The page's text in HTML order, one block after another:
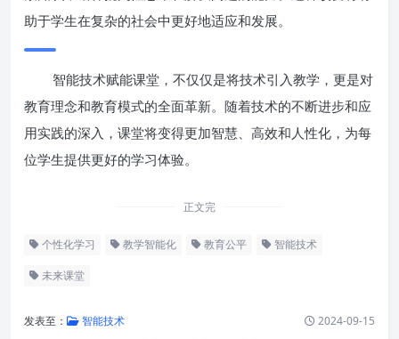
助于学生在复杂的社会中更好地适应和发展。
智能技术赋能课堂，不仅仅是将技术引入教学，更是对
教育理念和教育模式的全面革新。随着技术的不断进步和应
用实践的深入，课堂将变得更加智慧、高效和人性化，为每
位学生提供更好的学习体验。
正文完
个性化学习 教学智能化 教育公平 智能技术
未来课堂
发表至： 智能技术 2024-09-15